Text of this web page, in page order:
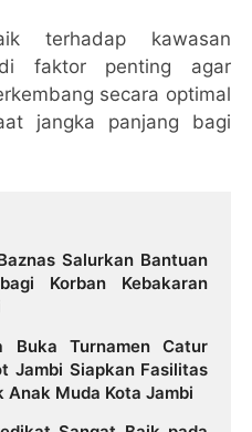
terhadap kawasan
faktor penting agar
secara optimal
jangka panjang bagi
Salurkan Bantuan
Korban Kebakaran
Buka Turnamen Catur
Jambi Siapkan Fasilitas
Anak Muda Kota Jambi